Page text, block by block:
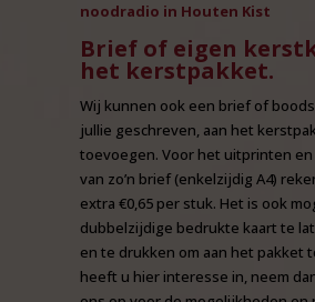
noodradio in Houten Kist
Brief of eigen
het kerstpakket.
Wij kunnen ook een brief of
jullie geschreven, aan het
toevoegen. Voor het uitprinten
van zo’n brief (enkelzijdig A4)
extra €0,65 per stuk. Het is ook
dubbelzijdige bedrukte kaart te
en te drukken om aan het pakket
heeft u hier interesse in, neem